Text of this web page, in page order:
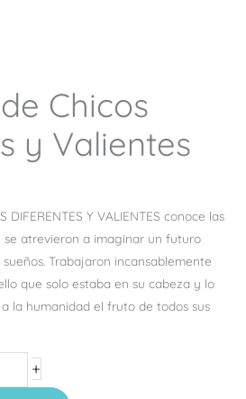
Chicos
y Valientes
DIFERENTES Y VALIENTES conoce las
se atrevieron a imaginar un futuro
Trabajaron incansablemente
que solo estaba en su cabeza y lo
la humanidad el fruto de todos sus
+